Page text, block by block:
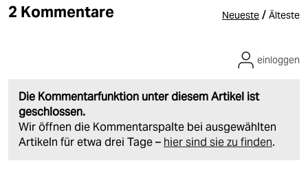
2 Kommentare Neueste / Älteste
Die Kommentarfunktion unter diesem Artikel ist
geschlossen.
Wir öffnen die Kommentarspalte bei ausgewählten
Artikeln für etwa drei Tage – hier sind sie zu finden.
einloggen